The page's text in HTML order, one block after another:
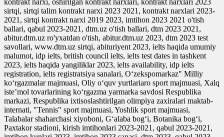
sirtqi, sirtqi talim kontrakt narxi 2023 2021, kontrakt narxlari 2023-
2021, sirtqi kontrakt narxi 2019 2023, imtihon 2023 2021 o'tish
ballari, qabul 2023-2021, dtm.uz o'tish ballari, dtm 2023 2021,
abitur.dtm.uz ro'yxatdan o'tish, abitur.dtm.uz 2023, dtm 2023 test
savollari, www.dtm.uz sirtqi, abituriyent 2023, ielts haqida umumiy
malumot, idp ielts, british council ielts, ielts test dates in tashkent
2023, ielts haqida yangiliklar 2023, ielts availability, idp ielts
registration, ielts registratsiya sanalari, O‘zekspomarkaz" Milliy
ko‘rgazmalar majmuasi, Oliy o‘quv yurtlariaro sport majmuasi, Xalq
iste’mol tovarlarining ko‘rgazma yarmarka savdosi Respublika
markazi, Respublika ixtisoslashtirilgan olimpiya zaxiralari maktab-
internati, "Tennis" sport majmuasi, Yoshlik sport majmuasi,
Talabalar shaharchasi xiyoboni, G‘alaba bog‘i, Botanika bog‘i,
Paxtakor stadioni, kirish imtihonlari 2023-2021, qabul 2023-2021,